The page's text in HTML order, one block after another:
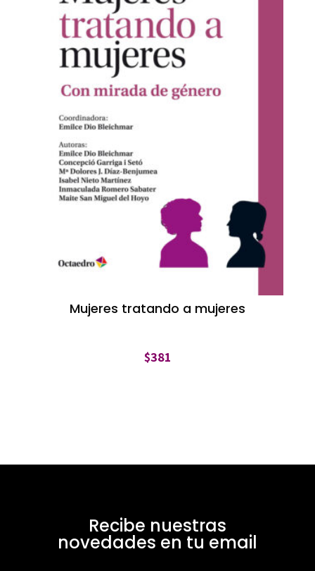
Mujeres tratando a mujeres
$381
Recibe nuestras
novedades en tu email